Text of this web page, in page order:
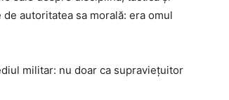
autoritatea sa morală: era omul
militar: nu doar ca supraviețuitor